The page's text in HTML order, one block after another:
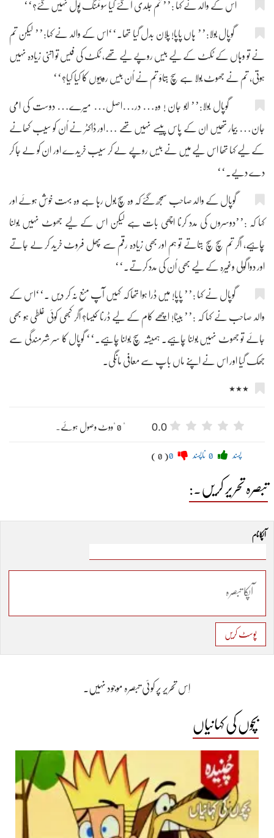
اس کے والد نے کہا :’’ تم جلدی آ گئے کیا سوئمنگ پول نہیں گئے؟‘‘
گوپال بولا:’’ ہاں پاپا! پلان بدل گیا تھا۔‘‘اس کے والد نے کہا:’’ لیکن تم
نے تو وہاں کے ٹکٹ کے لیے بیس روپے لیے تھے، ٹکٹ کی فیس تو اتنی زیادہ نہیں
ہوتی، تم نے جھوٹ بولا ہے سچ بتاؤ تم نے اُن بیس روپیوں کا کیا کِیا؟‘‘
گوپال بولا:’’ ابو جان ! وہ… در…اصل… میرے… دوست کی امّی
جان… بیمار تھیں ان کے پاس پیسے نہیں تھے …اور ڈاکٹر نے اُن کو سیب کھانے
کے لیے کہا تھا اس لیے میں نے بیس روپے لے کر سیب خریدے اور ان کو لے جا کر
دے دیے۔‘‘
گوپال کے والد صاحب سمجھ گئے کہ وہ سچ بول رہا ہے وہ بہت خوش ہوئے اور
کہا کہ :’’دوسروں کی مدد کرنا اچھی بات ہے لیکن اس کے لیے جھوٹ نہیں بولنا
چاہیے، اگر تم سچ سچ بتاتے تو ہم اور بھی زیادہ رقم سے پھل فروٹ خرید کر لے جاتے
اور دوا گولی وغیرہ کے لیے بھی اُن کی مدد کرتے۔‘‘
گوپال نے کہا :’’ پاپا! میں ڈرا ہوا تھا کہ کہیں آپ منع نہ کر دیں ۔‘‘اس کے
والد صاحب نے کہا کہ :’’ بیٹا! اچھے کام کے لیے ڈرنا کیسا؟ اگر کبھی کوئی غلطی ہو بھی
جائے تو جھوٹ نہیں بولنا چاہیے۔ ہمیشہ سچ بولنا چاہیے۔‘‘ گوپال کا سر شرمندگی سے
جھک گیا اور اس نے اپنے ماں باپ سے معافی مانگی۔
٭٭٭
0.0 " 0 "ووٹ وصول ہوئے۔
پسند ناپسند ( 0 )
تبصرہ تحریر کریں۔:
آپکا نام
پوسٹ کریں
اِس تحریر پر کوئی تبصرہ موجود نہیں۔
بچوں کی کہانیاں